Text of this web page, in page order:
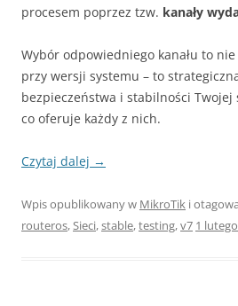
procesem poprzez tzw. kanały
Wybór odpowiedniego kanału to
przy wersji systemu – to
bezpieczeństwa i stabilności Twojej
co oferuje każdy z nich.
Czytaj dalej →
Wpis opublikowany w MikroTik i
routeros,Sieci,stable,testing,v7 1